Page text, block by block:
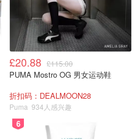
£20.88 £115.00
PUMA Mostro OG 男女运动鞋
折扣码：DEALMOON28
Puma 934人感兴趣
6